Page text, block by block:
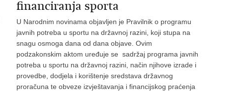
financiranja sporta
U Narodnim novinama objavljen je Pravilnik o programu
javnih potreba u sportu na državnoj razini, koji stupa na
snagu osmoga dana od dana objave. Ovim
podzakonskim aktom uređuje se sadržaj programa javnih
potreba u sportu na državnoj razini, način njihove izrade i
provedbe, dodjela i korištenje sredstava državnog
proračuna te obveze izvještavanja i financijskog praćenja